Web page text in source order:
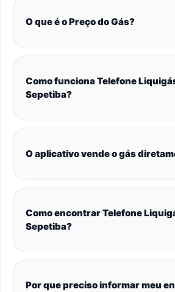
O que é o Preço do Gás?
Como funciona Telefone
Sepetiba?
O aplicativo vende o gás
Como encontrar Telefone
Sepetiba?
Por que preciso informar meu